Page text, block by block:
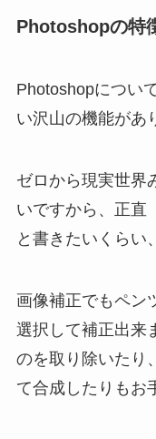
Photoshopの特
Photoshopについ
い沢山の機能があ
ゼロから現実世界
いですから、正直
と書きたいくらい
画像補正でもペン
選択して補正出来
のを取り除いたり
て合成したりもお